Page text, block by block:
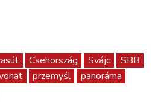
Csehország Svájc
SBB
przemyśl
panoráma